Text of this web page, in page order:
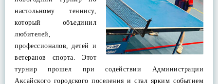
настольному теннису,
который объединил
любителей,
профессионалов, детей и
ветеранов спорта. Этот
турнир прошел при содействии Администрации
Аксайского городского поселения и стал ярким событием